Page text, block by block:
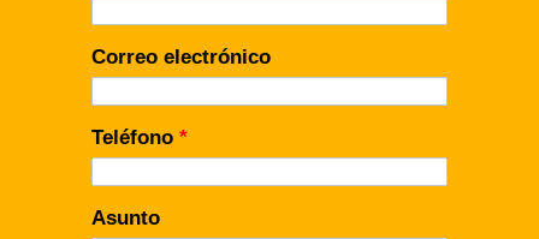
Correo electrónico
Teléfono *
Asunto